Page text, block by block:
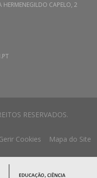
HERMENEGILDO CAPELO, 2
RESERVADOS.
Cookies Mapa do Site